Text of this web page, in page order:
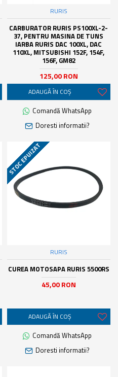
RURIS
CARBURATOR RURIS PS100XL-2-
37, PENTRU MASINA DE TUNS
IARBA RURIS DAC 100XL, DAC
110XL, MITSUBISHI 152F, 154F,
156F, GM82
125,00 RON
ADAUGĂ ÎN COŞ
Comandă WhatsApp
Doresti informatii?
STOC EPUIZAT
RURIS
CUREA MOTOSAPA RURIS 5500RS
45,00 RON
ADAUGĂ ÎN COŞ
Comandă WhatsApp
Doresti informatii?